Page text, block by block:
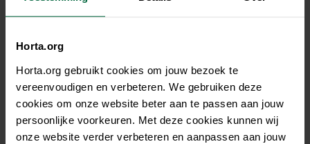
Horta.org
Horta.org gebruikt cookies om jouw bezoek te
vereenvoudigen en verbeteren. We gebruiken deze
cookies om onze website beter aan te passen aan jouw
persoonlijke voorkeuren. Met deze cookies kunnen wij
onze website verder verbeteren en aanpassen aan jouw
Bougie neuvaine 9 jour
1,55 €